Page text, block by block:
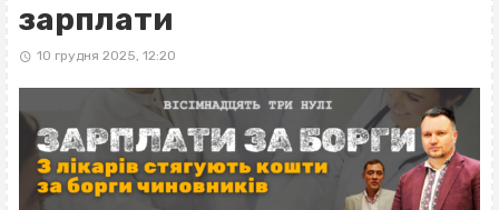
зарплати
10 грудня 2025, 12:20